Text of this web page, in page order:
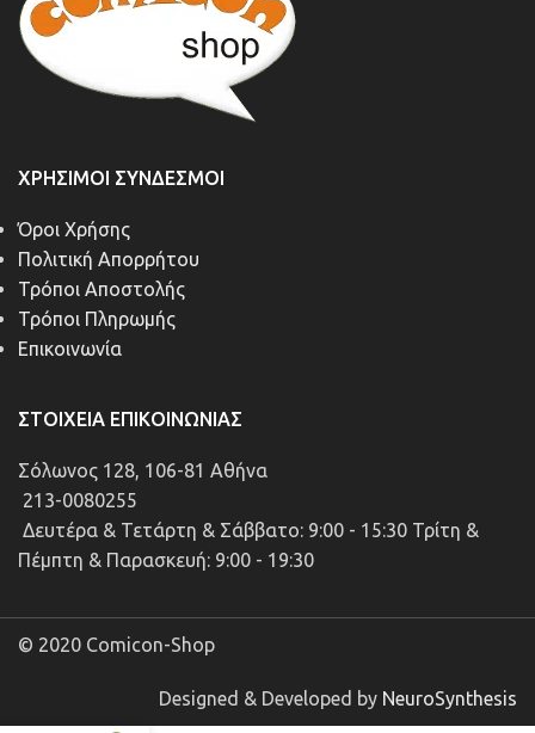
ΧΡΉΣΙΜΟΙ ΣΎΝΔΕΣΜΟΙ
Όροι Χρήσης
Πολιτική Απορρήτου
Τρόποι Αποστολής
Τρόποι Πληρωμής
Επικοινωνία
ΣΤΟΙΧΕΊΑ ΕΠΙΚΟΙΝΩΝΊΑΣ
Σόλωνος 128, 106-81 Αθήνα
213-0080255
Δευτέρα & Τετάρτη & Σάββατο: 9:00 - 15:30 Τρίτη &
Πέμπτη & Παρασκευή: 9:00 - 19:30
© 2020 Comicon-Shop
Designed & Developed by NeuroSynthesis